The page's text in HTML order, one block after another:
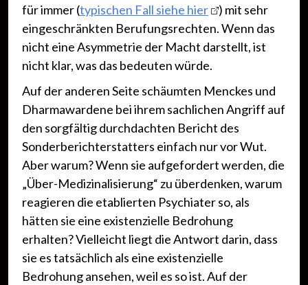
für immer (typischen Fall siehe hier
) mit sehr
eingeschränkten Berufungsrechten. Wenn das
nicht eine Asymmetrie der Macht darstellt, ist
nicht klar, was das bedeuten würde.
Auf der anderen Seite schäumten Menckes und
Dharmawardene bei ihrem sachlichen Angriff auf
den sorgfältig durchdachten Bericht des
Sonderberichterstatters einfach nur vor Wut.
Aber warum? Wenn sie aufgefordert werden, die
„Über-Medizinalisierung“ zu überdenken, warum
reagieren die etablierten Psychiater so, als
hätten sie eine existenzielle Bedrohung
erhalten? Vielleicht liegt die Antwort darin, dass
sie es tatsächlich als eine existenzielle
Bedrohung ansehen, weil es so ist. Auf der